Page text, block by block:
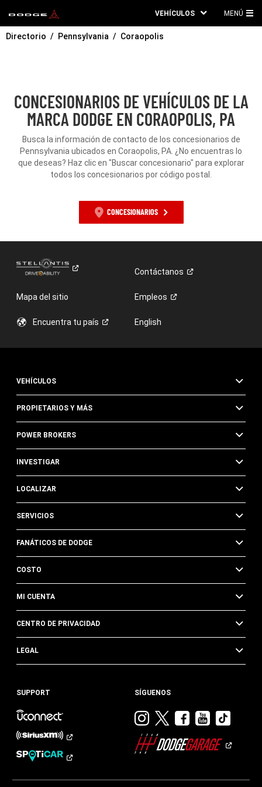
VEHÍCULOS MENÚ
Directorio Pennsylvania Coraopolis
CONCESIONARIOS DE VEHÍCULOS DE LA
MARCA DODGE EN CORAOPOLIS, PA
Busca la información de contacto de los concesionarios de
Pennsylvania ubicados en Coraopolis, PA. ¿No encuentras lo
que deseas? Haz clic en "Buscar concesionario" para explorar
todos los concesionarios por código postal.
CONCESIONARIOS
Contáctanos
Mapa del sitio Empleos
Encuentra tu país English
VEHÍCULOS
PROPIETARIOS Y MÁS
POWER BROKERS
INVESTIGAR
LOCALIZAR
SERVICIOS
FANÁTICOS DE DODGE
COSTO
MI CUENTA
CENTRO DE PRIVACIDAD
LEGAL
SUPPORT SÍGUENOS
Visitar
Dodge
en
Visitar
en
Visitar
en
Visitar
en en